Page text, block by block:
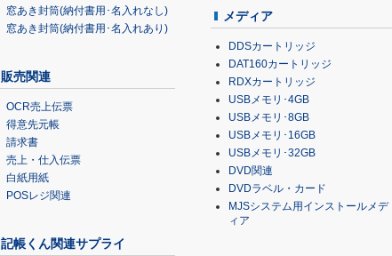
窓あき封筒(納付書用･名入れなし)
窓あき封筒(納付書用･名入れあり)
販売関連
OCR売上伝票
得意先元帳
請求書
売上・仕入伝票
白紙用紙
POSレジ関連
記帳くん関連サプライ
メディア
DDSカートリッジ
DAT160カートリッジ
RDXカートリッジ
USBメモリ･4GB
USBメモリ･8GB
USBメモリ･16GB
USBメモリ･32GB
DVD関連
DVDラベル・カード
MJSシステム用インストールメデ
ィア